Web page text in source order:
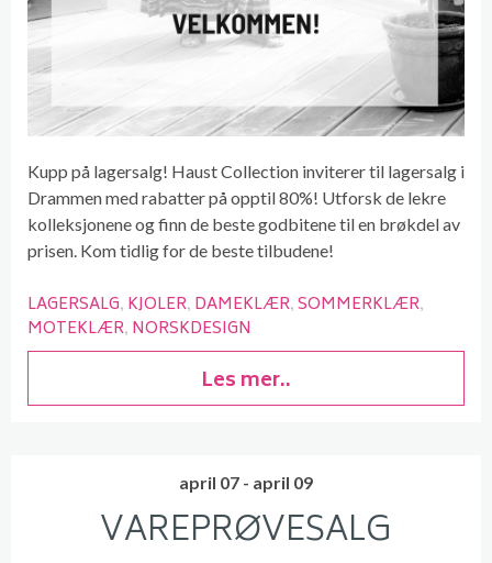
Kupp på lagersalg! Haust Collection inviterer til lagersalg i
Drammen med rabatter på opptil 80%! Utforsk de lekre
kolleksjonene og finn de beste godbitene til en brøkdel av
prisen. Kom tidlig for de beste tilbudene!
LAGERSALG KJOLER DAMEKLÆR SOMMERKLÆR
MOTEKLÆR NORSKDESIGN
Les mer..
april 07 - april 09
VAREPRØVESALG